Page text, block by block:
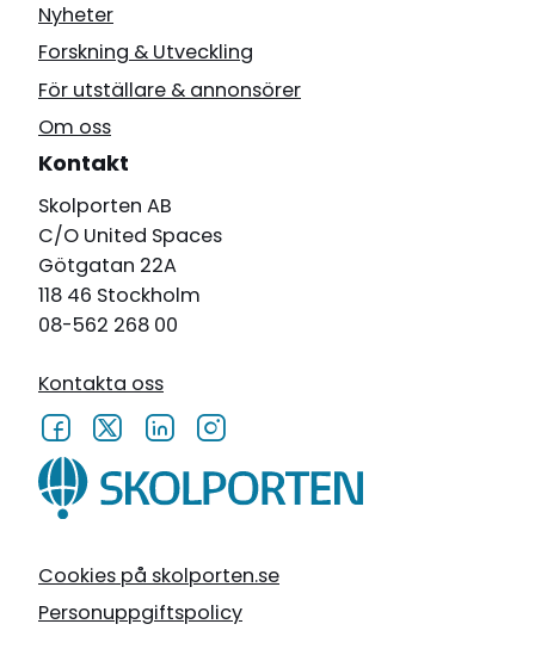
Cookies på skolporten.se
Personuppgiftspolicy
Nyheter
Forskning & Utveckling
För utställare & annonsörer
Om oss
Kontakt
Skolporten AB
C/O United Spaces
Götgatan 22A
118 46 Stockholm
08-562 268 00
Kontakta oss